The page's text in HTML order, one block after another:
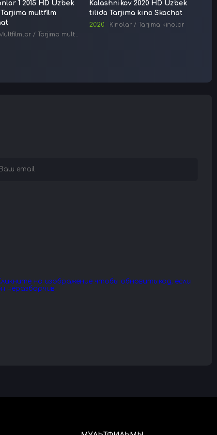
1 2015 HD Uzbek
multfilm
Multfilmlar / Tarjima multfilmlar
Kalashnikov 2020 HD Uzbek
tilida Tarjima kino Skachat
2020 Kinolar / Tarjima kinolar